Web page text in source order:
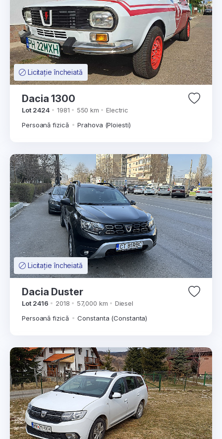
Licitație încheiată
Dacia 1300
Lot 2424 1981 550 km
Electric
Persoană fizică
Prahova (Ploiesti)
Licitație încheiată
Dacia Duster
Lot 2416 2018 57,000 km
Diesel
Persoană fizică
Constanta (Constanta)